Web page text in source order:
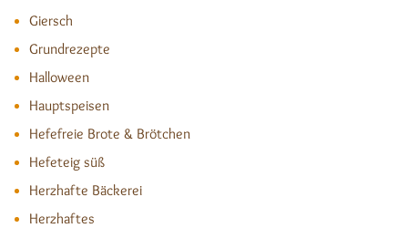
Giersch
Grundrezepte
Halloween
Hauptspeisen
Hefefreie Brote & Brötchen
Hefeteig süß
Herzhafte Bäckerei
Herzhaftes